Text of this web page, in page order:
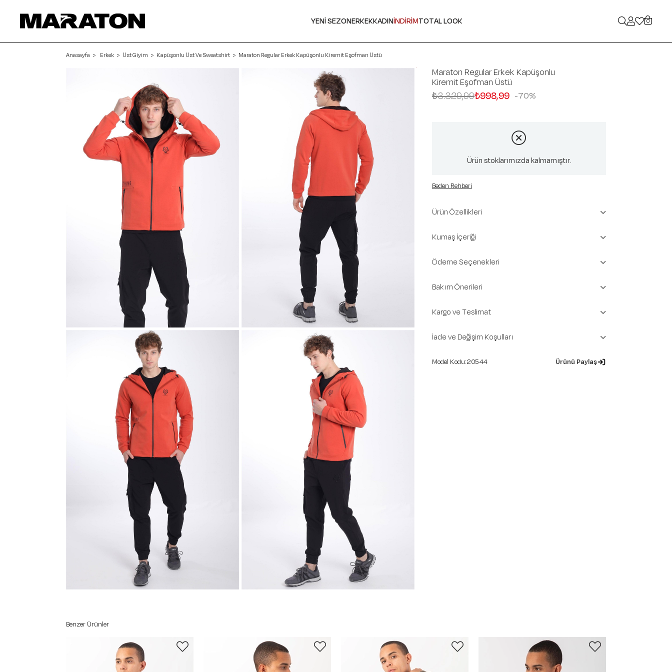
YENİ SEZONERKEKKADINİNDİRİMTOTAL LOOK 0
Anasayfa Erkek Üst Giyim Kapüşonlu Üst Ve Sweatshirt Maraton Regular Erkek Kapüşonlu Kiremit Eşofman Üstü
Maraton Regular Erkek Kapüşonlu
Kiremit Eşofman Üstü
70
₺3.329,99₺998,99
Ürün stoklarımızda kalmamıştır.
Beden Rehberi
Ürün Özellikleri
Kumaş İçeriği
Ödeme Seçenekleri
Bakım Önerileri
Kargo ve Teslimat
İade ve Değişim Koşulları
20544 Ürünü Paylaş
Benzer Ürünler